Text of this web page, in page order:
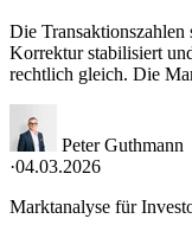
Die Transaktionszahlen
Korrektur stabilisiert
rechtlich gleich. Die
Peter Guthmann
·04.03.2026
Marktanalyse für